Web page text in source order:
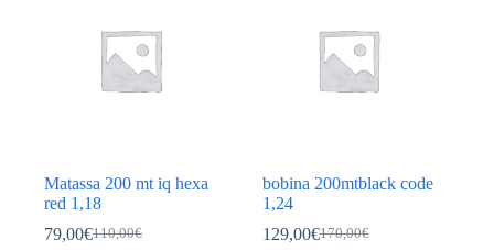
Matassa 200 mt iq hexa
red 1,18
110,00€
Il
79,00€Il
bobina 200mtblack code
1,24
170,00€
Il
129,00€Il